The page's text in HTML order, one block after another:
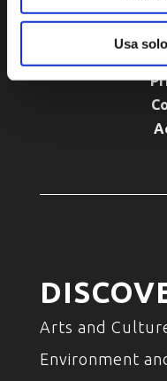
Usa
Arts and
Environment